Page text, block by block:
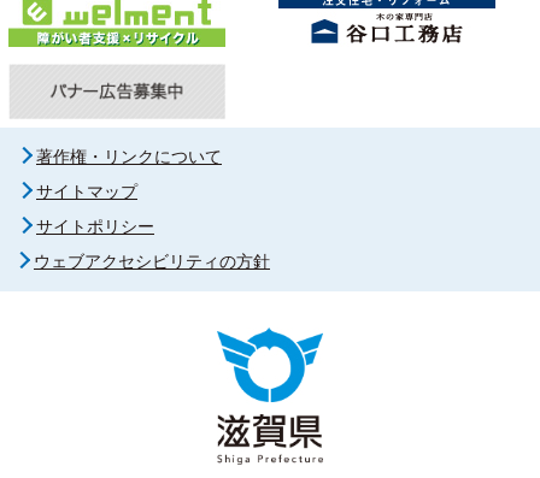
著作権・リンクについて
サイトマップ
サイトポリシー
ウェブアクセシビリティの方針